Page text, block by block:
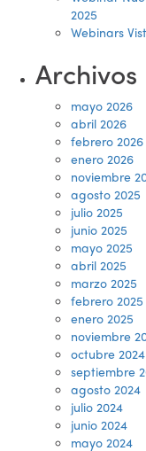
2025
Webinars
Archivos
mayo 2026
abril 2026
febrero 2026
enero 2026
noviembre
agosto 2025
julio 2025
junio 2025
mayo 2025
abril 2025
marzo 2025
febrero 2025
enero 2025
noviembre
octubre 2024
septiembre
agosto 2024
julio 2024
junio 2024
mayo 2024